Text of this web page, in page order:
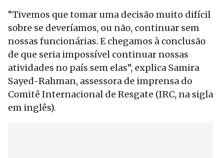
“Tivemos que tomar uma decisão muito difícil
sobre se deveríamos, ou não, continuar sem
nossas funcionárias. E chegamos à conclusão
de que seria impossível continuar nossas
atividades no país sem elas”, explica Samira
Sayed-Rahman, assessora de imprensa do
Comitê Internacional de Resgate (IRC, na sigla
em inglês).